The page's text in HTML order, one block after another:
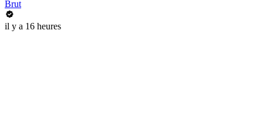
Brut
il y a 16 heures